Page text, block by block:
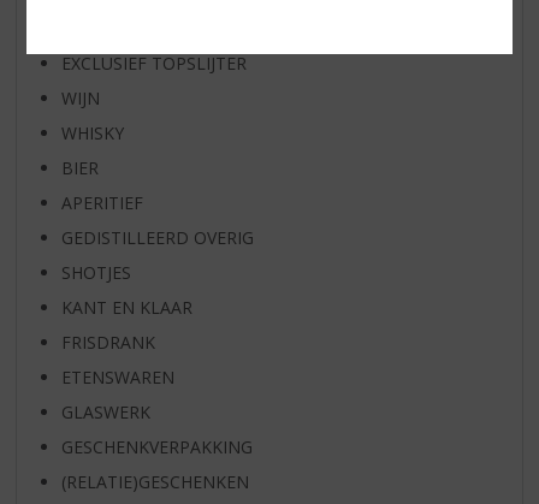
EXCLUSIEF TOPSLIJTER
WIJN
WHISKY
BIER
APERITIEF
GEDISTILLEERD OVERIG
SHOTJES
KANT EN KLAAR
FRISDRANK
ETENSWAREN
GLASWERK
GESCHENKVERPAKKING
(RELATIE)GESCHENKEN